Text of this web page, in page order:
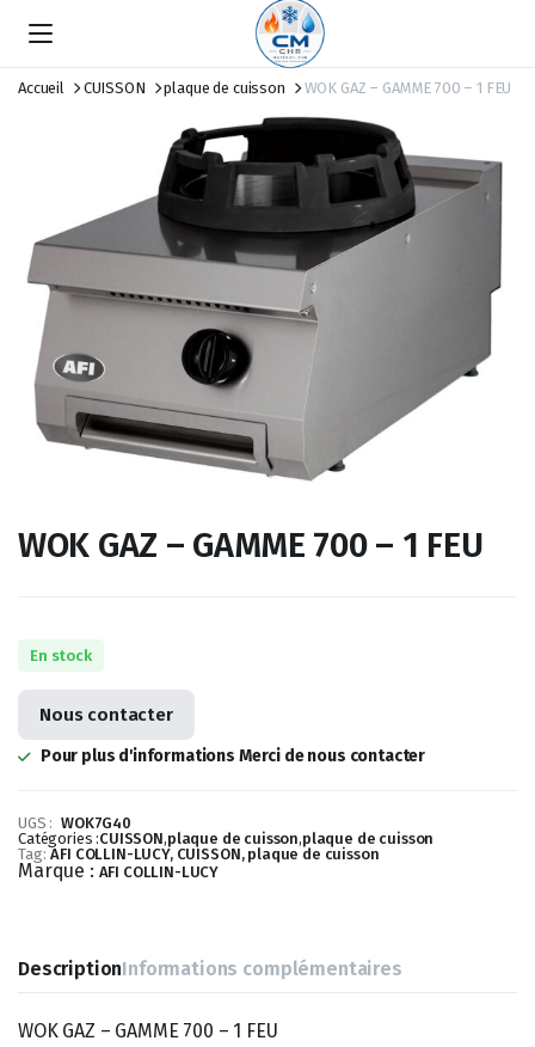
Accueil CUISSON plaque de cuisson WOK GAZ – GAMME 700 – 1 FEU
WOK GAZ – GAMME 700 – 1 FEU
En stock
Nous contacter
Pour plus d'informations Merci de nous contacter
UGS : WOK7G40
Catégories :CUISSON,plaque de cuisson,plaque de cuisson
Tag: AFI COLLIN-LUCY, CUISSON, plaque de cuisson
Marque : AFI COLLIN-LUCY
DescriptionInformations complémentaires
WOK GAZ – GAMME 700 – 1 FEU